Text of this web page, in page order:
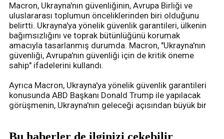
Macron, Ukrayna'nın güvenliğinin, Avrupa Birliği ve
uluslararası toplumun önceliklerinden biri olduğunu
belirtti. Ukrayna'ya yönelik güvenlik garantileri, ülkenin
bağımsızlığını ve toprak bütünlüğünü korumak
amacıyla tasarlanmış durumda. Macron, "Ukrayna'nın
güvenliği, Avrupa'nın güvenliği için de kritik öneme
sahip" ifadelerini kullandı.
Ayrıca Macron, Ukrayna'ya yönelik güvenlik garantileri
konusunda ABD Başkanı Donald Trump ile yapılacak
görüşmenin, Ukrayna'nın geleceği açısından büyük bir